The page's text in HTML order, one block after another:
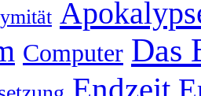
Computer Das